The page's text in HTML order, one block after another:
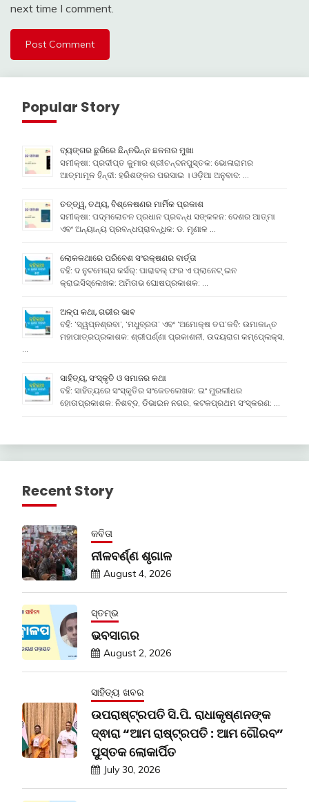
next time I comment.
Popular Story
ବ୍ୟଙ୍ଗର ଛୁରିରେ ଛିନ୍ନଭିନ୍ନ ଛଳନାର ମୁଖା
ସମୀକ୍ଷା: ପ୍ରଦୀପ୍ତ କୁମାର ଶ୍ରୀଚନ୍ଦନପୁସ୍ତକ: ଭୋଳାରାମର
ଆତ୍ମାମୂଳ ହିନ୍ଦୀ: ହରିଶଙ୍କର ପରସାଇ । ଓଡ଼ିଆ ଅନୁବାଦ: …
ତତ୍ତ୍ୱ, ତଥ୍ୟ, ବିଶ୍ଳେଷଣର ମାର୍ମିକ ପ୍ରକାଶ
ସମୀକ୍ଷା: ପଦ୍ମଲୋଚନ ପ୍ରଧାନ ପ୍ରବନ୍ଧ ସଙ୍କଳନ: ଦେଶର ଆତ୍ମା
ଏବଂ ଅନ୍ୟାନ୍ୟ ପ୍ରବନ୍ଧପ୍ରାବନ୍ଧିକ: ଡ. ମୃଣାଳ …
ଲୋକକଥାରେ ପରିବେଶ ସଂରକ୍ଷଣର ବାର୍ତ୍ତା
ବହି: ଦ ନୁଟମେଗ୍ସ କର୍ସର୍: ପାରାବଲ୍ ଫର ଏ ପ୍ଲାନେଟ୍ ଇନ
କ୍ରାଇସିସ୍ଲେଖକ: ଅମିତାଭ ଘୋଷପ୍ରକାଶକ: …
ଅଳ୍ପ କଥା, ଗଭୀର ଭାବ
ବହି: ‘ସ୍ୱପ୍ନଶ୍ରବା’, ‘ମଧୁବ୍ରତା’ ଏବଂ ‘ଅମୋକ୍ଷ ତପ’କବି: ଉମାକାନ୍ତ
ମହାପାତ୍ରପ୍ରକାଶକ: ଶ୍ରୀପର୍ଣ୍ଣା ପ୍ରକାଶନୀ, ଉଦୟରାଗ କମ୍ପେ୍ଲକ୍ସ,
…
ସାହିତ୍ୟ, ସଂସ୍କୃତି ଓ ସମାଜର କଥା
ବହି: ସାହିତ୍ୟରେ ସଂସ୍କୃତିର ସଂକେତଲେଖକ: ଇଂ ମୁରଲୀଧର
ହୋତାପ୍ରକାଶକ: ନିଶବ୍ଦ, ଡିଭାଇନ ନଗର, କଟକପ୍ରଥମ ସଂସ୍କରଣ: …
Recent Story
କବିତା
ନୀଳବର୍ଣ୍ଣ ଶୃଗାଳ
August 4, 2026
ସ୍ତମ୍ଭ
ଭବସାଗର
August 2, 2026
ସାହିତ୍ୟ ଖବର
ଉପରାଷ୍ଟ୍ରପତି ସି.ପି. ରାଧାକୃଷ୍ଣନଙ୍କ
ଦ୍ଵାରା “ଆମ ରାଷ୍ଟ୍ରପତି : ଆମ ଗୌରବ”
ପୁସ୍ତକ ଲୋକାର୍ପିତ
July 30, 2026